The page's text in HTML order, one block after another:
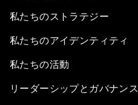
私たちのストラテジー
私たちのアイデンティティ
私たちの活動
リーダーシップとガバナンス